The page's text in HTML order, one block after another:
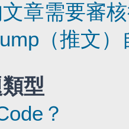
章需要審
（推文
型
？